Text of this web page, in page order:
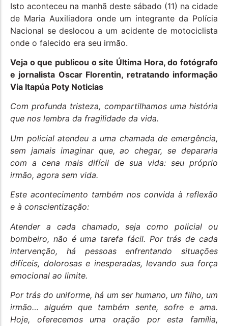
Isto aconteceu na manhã deste sábado (11) na cidade
de Maria Auxiliadora onde um integrante da Polícia
Nacional se deslocou a um acidente de motociclista
onde o falecido era seu irmão.
Veja o que publicou o site Última Hora, do fotógrafo
e jornalista Oscar Florentin, retratando informação
Via Itapúa Poty Noticias
Com profunda tristeza, compartilhamos uma história
que nos lembra da fragilidade da vida.
Um policial atendeu a uma chamada de emergência,
sem jamais imaginar que, ao chegar, se depararia
com a cena mais difícil de sua vida: seu próprio
irmão, agora sem vida.
Este acontecimento também nos convida à reflexão
e à conscientização:
Atender a cada chamado, seja como policial ou
bombeiro, não é uma tarefa fácil. Por trás de cada
intervenção, há pessoas enfrentando situações
difíceis, dolorosas e inesperadas, levando sua força
emocional ao limite.
Por trás do uniforme, há um ser humano, um filho, um
irmão… alguém que também sente, sofre e ama.
Hoje, oferecemos uma oração por esta família,